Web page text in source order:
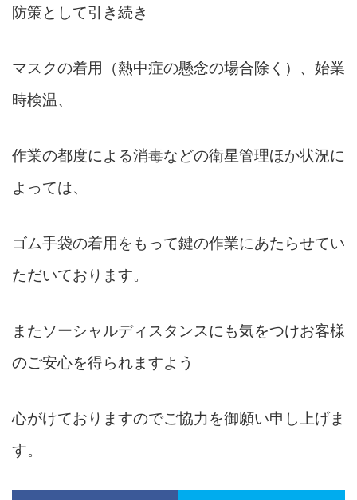
防策として引き続き
マスクの着用（熱中症の懸念の場合除く）、始業
時検温、
作業の都度による消毒などの衛星管理ほか状況に
よっては、
ゴム手袋の着用をもって鍵の作業にあたらせてい
ただいております。
またソーシャルディスタンスにも気をつけお客様
のご安心を得られますよう
心がけておりますのでご協力を御願い申し上げま
す。